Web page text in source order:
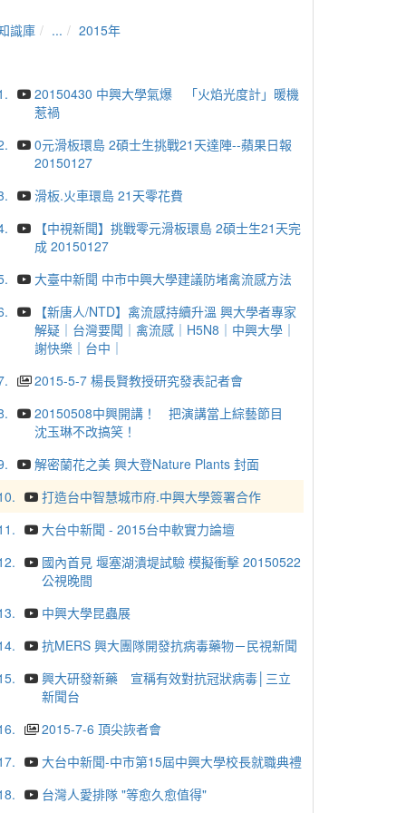
識庫 ... 2015年
20150430 中興大學氣爆 「火焰光度計」暖機
惹禍
0元滑板環島 2碩士生挑戰21天達陣--蘋果日報
20150127
滑板.火車環島 21天零花費
【中視新聞】挑戰零元滑板環島 2碩士生21天完
成 20150127
大臺中新聞 中市中興大學建議防堵禽流感方法
【新唐人/NTD】禽流感持續升溫 興大學者專家
解疑｜台灣要聞｜禽流感｜H5N8｜中興大學｜
謝快樂｜台中｜
2015-5-7 楊長賢教授研究發表記者會
20150508中興開講！ 把演講當上綜藝節目
沈玉琳不改搞笑！
解密蘭花之美 興大登Nature Plants 封面
打造台中智慧城市府.中興大學簽署合作
大台中新聞 - 2015台中軟實力論壇
國內首見 堰塞湖潰堤試驗 模擬衝擊 20150522
公視晚間
中興大學昆蟲展
抗MERS 興大團隊開發抗病毒藥物－民視新聞
興大研發新藥 宣稱有效對抗冠狀病毒│三立
新聞台
2015-7-6 頂尖詼者會
大台中新聞-中市第15屆中興大學校長就職典禮
台灣人愛排隊 "等愈久愈值得"